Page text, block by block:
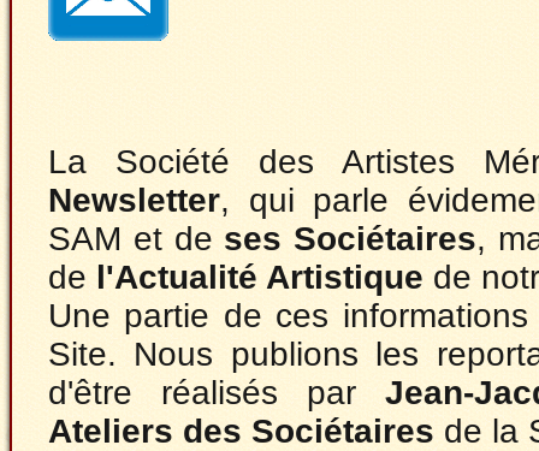
La Société des Artistes
Newsletter, qui parle
SAM et de ses Sociétaires,
de l'Actualité Artistique de
Une partie de ces
Site. Nous publions les
d'être réalisés par Jean-
Ateliers des Sociétaires de la